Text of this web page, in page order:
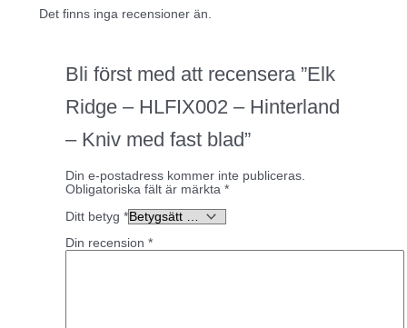
Det finns inga recensioner än.
Bli först med att recensera ”Elk
Ridge – HLFIX002 – Hinterland
– Kniv med fast blad”
Din e-postadress kommer inte publiceras.
Obligatoriska fält är märkta *
Ditt betyg *
Din recension *